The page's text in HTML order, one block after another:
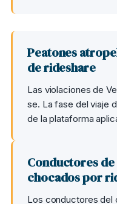
Peatones
de rideshare
Las violaciones de
se. La fase del viaje
de la plataforma
Conductores
chocados por
Los conductores del